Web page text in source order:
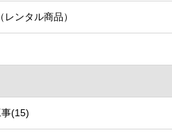
ンタル商品）
(15)